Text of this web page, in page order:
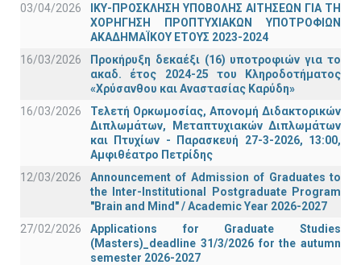
03/04/2026
ΙΚΥ-ΠΡΟΣΚΛΗΣΗ ΥΠΟΒΟΛΗΣ ΑΙΤΗΣΕΩΝ ΓΙΑ ΤΗ
ΧΟΡΗΓΗΣΗ ΠΡΟΠΤΥΧΙΑΚΩΝ ΥΠΟΤΡΟΦΙΩΝ
ΑΚΑΔΗΜΑΪΚΟΥ ΕΤΟΥΣ 2023-2024
16/03/2026
Προκήρυξη δεκαέξι (16) υποτροφιών για το
ακαδ. έτος 2024-25 του Κληροδοτήματος
«Χρύσανθου και Αναστασίας Καρύδη»
16/03/2026
Τελετή Ορκωμοσίας, Απονομή Διδακτορικών
Διπλωμάτων, Μεταπτυχιακών Διπλωμάτων
και Πτυχίων - Παρασκευή 27-3-2026, 13:00,
Αμφιθέατρο Πετρίδης
12/03/2026
Announcement of Admission of Graduates to
the Inter-Institutional Postgraduate Program
"Brain and Mind" / Academic Year 2026-2027
27/02/2026
Applications for Graduate Studies
(Masters)_deadline 31/3/2026 for the autumn
semester 2026-2027